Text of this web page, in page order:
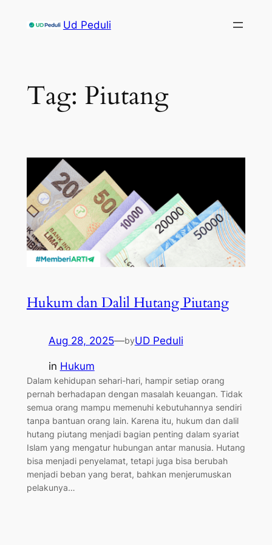
Ud Peduli
Tag: Piutang
Hukum dan Dalil Hutang Piutang
Aug 28, 2025—byUD Peduli
in Hukum
Dalam kehidupan sehari-hari, hampir setiap orang
pernah berhadapan dengan masalah keuangan. Tidak
semua orang mampu memenuhi kebutuhannya sendiri
tanpa bantuan orang lain. Karena itu, hukum dan dalil
hutang piutang menjadi bagian penting dalam syariat
Islam yang mengatur hubungan antar manusia. Hutang
bisa menjadi penyelamat, tetapi juga bisa berubah
menjadi beban yang berat, bahkan menjerumuskan
pelakunya…